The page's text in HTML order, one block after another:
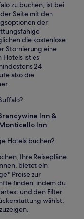
zu buchen, ist bei
Seite mit den
der
die kostenlose
Stornierung eine
Hotels ist es
24
also die
Inn &
Monticello Inn.
Hotels buchen?
Ihre Reisepläne
bietet ein
Preise zur
finden, indem du
und den Filter
wählst,